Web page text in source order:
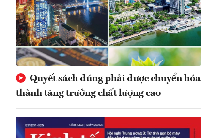
Quyết sách đúng phải được chuyển hóa
thành tăng trưởng chất lượng cao